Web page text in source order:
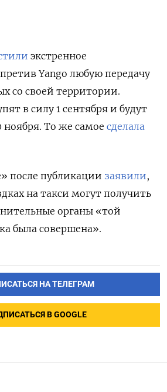
экстренное
Yango любую передачу
со своей территории.
в силу 1 сентября и будут
ноября. То же самое сделала
после публикации заявили,
на такси могут получить
органы «той
была совершена».
НА ТЕЛЕГРАМ
В GOOGLE